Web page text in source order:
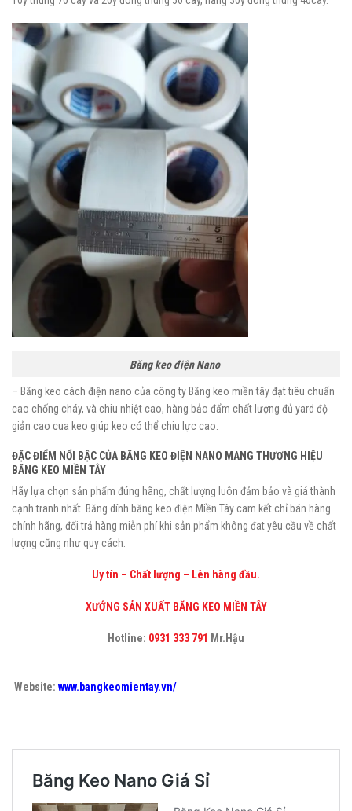
Băng keo điện Nano
– Băng keo cách điện nano của công ty Băng keo miền tây đạt tiêu chuẩn
cao chống cháy, và chiu nhiệt cao, hàng bảo đẩm chất lượng đủ yard độ
giản cao cua keo giúp keo có thể chiu lực cao.
ĐẶC ĐIỂM NỔI BẬC CỦA BĂNG KEO ĐIỆN NANO MANG THƯƠNG HIỆU
BĂNG KEO MIỀN TÂY
Hãy lựa chọn sản phẩm đúng hãng, chất lượng luôn đảm bảo và giá thành
cạnh tranh nhất. Băng dính băng keo điện Miền Tây cam kết chỉ bán hàng
chính hãng, đổi trả hàng miễn phí khi sản phẩm không đat yêu cầu về chất
lượng cũng như quy cách.
Uy tín – Chất lượng – Lên hàng đầu.
XƯỚNG SẢN XUẤT BĂNG KEO MIỀN TÂY
Hotline: 0931 333 791 Mr.Hậu
Website: www.bangkeomientay.vn/